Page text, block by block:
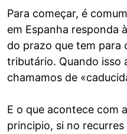
Para começar, é
em Espanha responda
do prazo que tem para
tributário. Quando isso
chamamos de
E o que acontece com
principio, si no